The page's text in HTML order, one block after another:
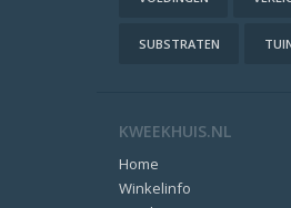
SUBSTRATEN
KWEEKHUIS.NL
Home
Winkelinfo